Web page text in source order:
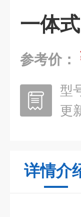
一体
参考价：
型
更
详情介